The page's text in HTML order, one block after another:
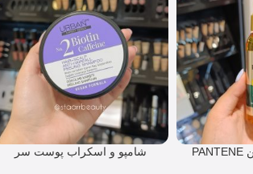
روغن مو آرگان پنتن PANTENE
شامپو و اسکراب پوست سر